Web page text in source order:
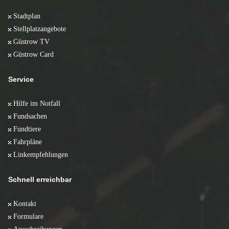
Stadtplan
Stellplatzangebote
Güstrow TV
Güstrow Card
Service
Hilfe im Notfall
Fundsachen
Fundtiere
Fahrpläne
Linkempfehlungen
Schnell erreichbar
Kontakt
Formulare